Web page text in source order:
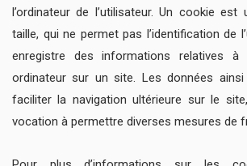
l’ordinateur de l’utilisateur. Un cookie
taille, qui ne permet pas l’identification de
enregistre des informations relatives à
ordinateur sur un site. Les données
faciliter la navigation ultérieure sur le
vocation à permettre diverses mesures de